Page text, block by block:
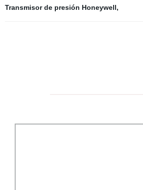
Transmisor de presión Honeywell,